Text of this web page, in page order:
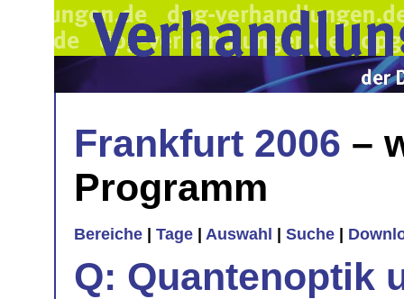
Frankfurt 2006 –
Programm
Bereiche Tage Auswahl Suche
Q: Quantenoptik